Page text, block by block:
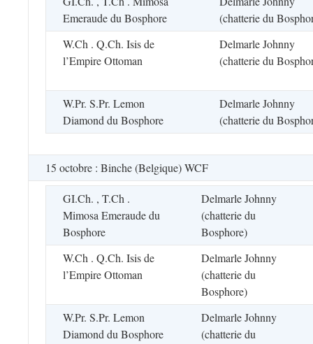
Emeraude du Bosphore
(chatterie du
W.Ch . Q.Ch. Isis de
l’Empire Ottoman
Delmarle Johnny
(chatterie du
W.Pr. S.Pr. Lemon
Diamond du Bosphore
Delmarle Johnny
(chatterie du
15 octobre : Binche (Belgique) WCF
GI.Ch. , T.Ch .
Mimosa Emeraude du
Bosphore
Delmarle Johnny
(chatterie du
Bosphore)
W.Ch . Q.Ch. Isis de
l’Empire Ottoman
Delmarle Johnny
(chatterie du
Bosphore)
W.Pr. S.Pr. Lemon
Diamond du Bosphore
Delmarle Johnny
(chatterie du